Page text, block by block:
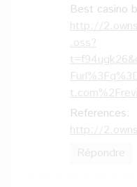
Best casino
http://
.oss?
References:
http://